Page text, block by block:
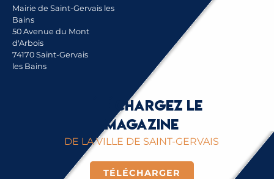
Mairie de Saint-Gervais les
Bains
50 Avenue du Mont
d'Arbois
74170 Saint-Gervais
les Bains
Téléchargez le
magazine
DE LA VILLE DE SAINT-GERVAIS
TÉLÉCHARGER